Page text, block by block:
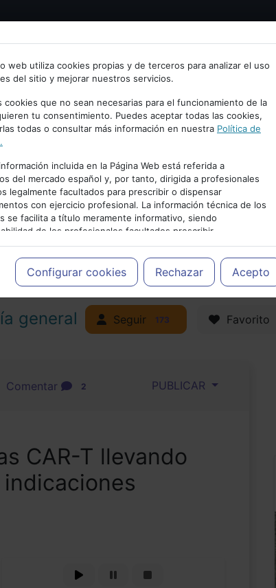
a psiquiatria.com
tu Email
o regístrate con tu email.
Cancelar
web utiliza cookies propias y de terceros para analizar el uso
del sitio y mejorar nuestros servicios.
cookies que no sean necesarias para el funcionamiento de la
tu consentimiento. Puedes aceptar todas las cookies,
todas o consultar más información en nuestra Política de
incluida en la Página Web está referida a
del mercado español y, por tanto, dirigida a profesionales
legalmente facultados para prescribir o dispensar
con ejercicio profesional. La información técnica de los
se facilita a título meramente informativo, siendo
de los profesionales facultados prescribir
y decidir, en cada caso concreto, el tratamiento más
a las necesidades del paciente.
Configurar cookies Rechazar Acepto
PUBLICIDAD
general Seguir 173 Favorito
Comentar 2 PUBLICAR
CAR-T llevando